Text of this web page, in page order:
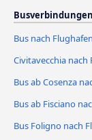
Bus nach
Civitavecchia nach
Bus ab Cosenza
Bus ab Fisciano
Bus Foligno nach